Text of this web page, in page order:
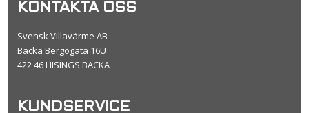
KONTAKTA OSS
Svensk Villavärme AB
Backa Bergögata 16U
422 46 HISINGS BACKA
KUNDSERVICE